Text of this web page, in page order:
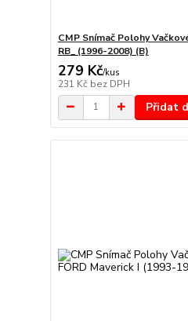
CMP Snímač Polohy
RB_ (1996-2008) (B)
279 Kč/kus
231 Kč bez DPH
Přidat